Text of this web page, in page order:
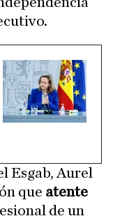
Esgab, Aurel
que atente
de un